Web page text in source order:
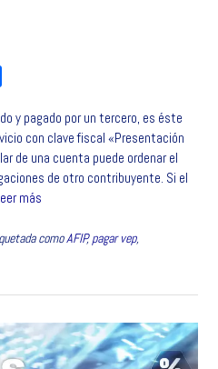
m
p
a
r
t
r
y pagado por un tercero, es éste
con clave fiscal «Presentación
de una cuenta puede ordenar el
de otro contribuyente. Si el
más
comoAFIP,pagar vep,